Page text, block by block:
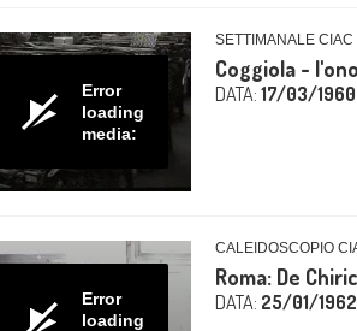
Error
loading
media:
SETTIMANALE
Coggiola -
DATA: 17/03/1960
Error
loading
CALEIDOSCOPIO
Roma: De
DATA: 25/01/1962